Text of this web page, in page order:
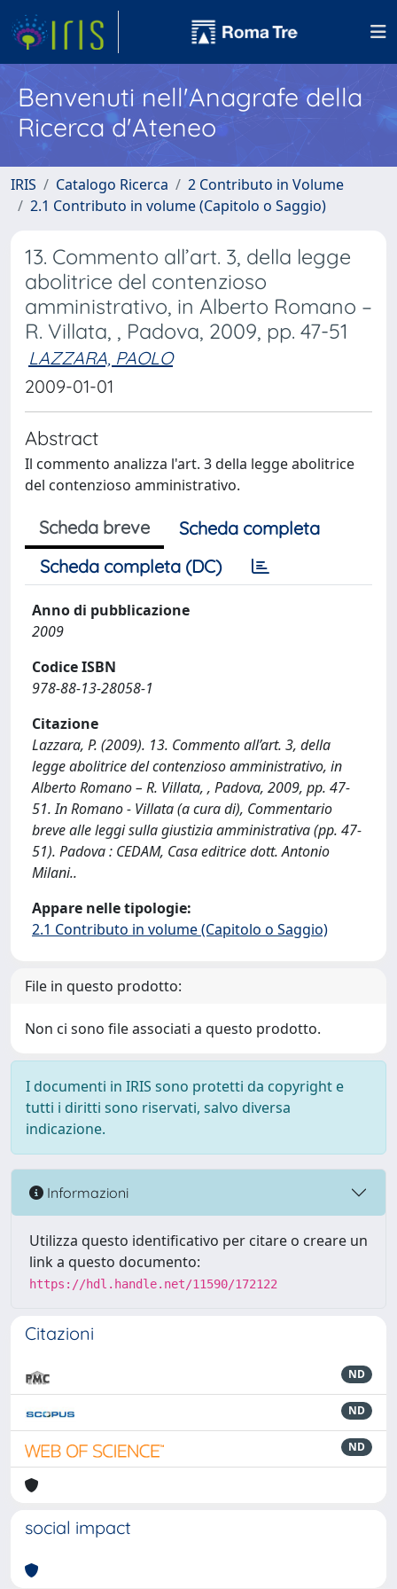
Benvenuti nell'Anagrafe della
Ricerca d'Ateneo
IRIS Catalogo Ricerca
2 Contributo in Volume
2.1 Contributo in volume (Capitolo o Saggio)
13. Commento all’art. 3, della legge
abolitrice del contenzioso
amministrativo, in Alberto Romano –
R. Villata, , Padova, 2009, pp. 47-51
LAZZARA, PAOLO
2009-01-01
Abstract
Il commento analizza l'art. 3 della legge abolitrice
del contenzioso amministrativo.
Scheda breve
Scheda completa
Scheda completa (DC)
Anno di pubblicazione
2009
Codice ISBN
978-88-13-28058-1
Citazione
Lazzara, P. (2009). 13. Commento all’art. 3, della
legge abolitrice del contenzioso amministrativo, in
Alberto Romano – R. Villata, , Padova, 2009, pp. 47-
51. In Romano - Villata (a cura di), Commentario
breve alle leggi sulla giustizia amministrativa (pp. 47-
51). Padova : CEDAM, Casa editrice dott. Antonio
Milani..
Appare nelle tipologie:
2.1 Contributo in volume (Capitolo o Saggio)
File in questo prodotto:
Non ci sono file associati a questo prodotto.
I documenti in IRIS sono protetti da copyright e
tutti i diritti sono riservati, salvo diversa
indicazione.
Informazioni
Utilizza questo identificativo per citare o creare un
link a questo documento:
https://hdl.handle.net/11590/172122
Citazioni
ND
ND
ND
social impact